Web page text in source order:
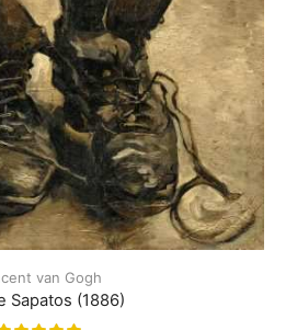
van Gogh
Sapatos (1886)